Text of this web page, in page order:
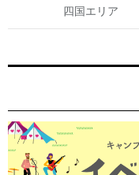
四国エリア